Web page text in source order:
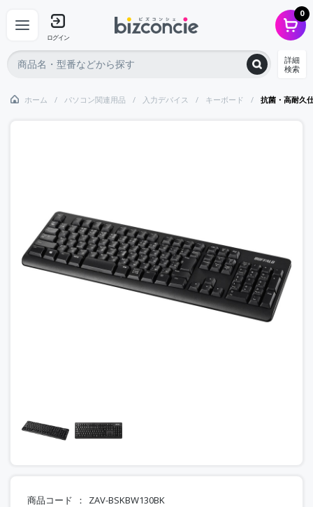
ログイン
0
詳細
検索
ホーム パソコン関連用品 入力デバイス キーボード 抗菌・高耐久
商品コード ZAV-BSKBW130BK